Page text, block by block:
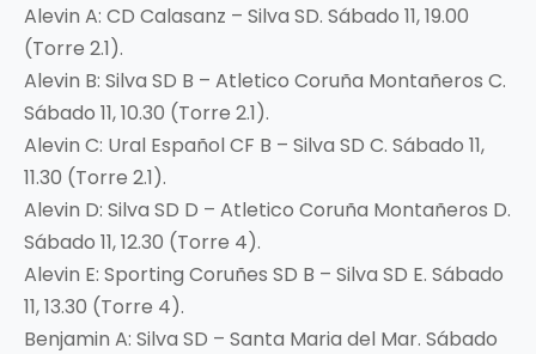
Alevin A: CD Calasanz – Silva SD. Sábado 11, 19.00
(Torre 2.1).
Alevin B: Silva SD B – Atletico Coruña Montañeros C.
Sábado 11, 10.30 (Torre 2.1).
Alevin C: Ural Español CF B – Silva SD C. Sábado 11,
11.30 (Torre 2.1).
Alevin D: Silva SD D – Atletico Coruña Montañeros D.
Sábado 11, 12.30 (Torre 4).
Alevin E: Sporting Coruñes SD B – Silva SD E. Sábado
11, 13.30 (Torre 4).
Benjamin A: Silva SD – Santa Maria del Mar. Sábado